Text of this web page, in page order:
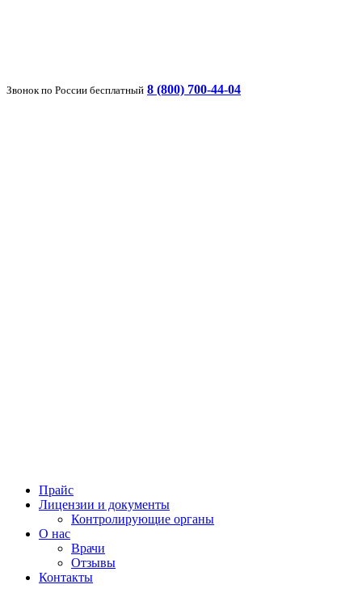
Звонок по России бесплатный 8 (800) 700-44-04
Прайс
Лицензии и документы
Контролирующие органы
О нас
Врачи
Отзывы
Контакты